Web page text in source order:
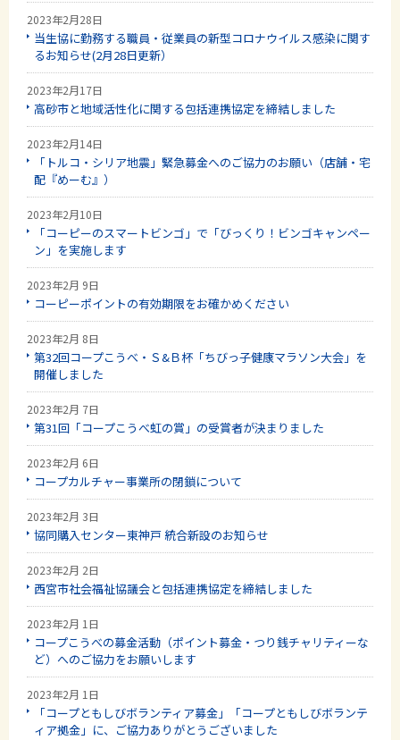
2023年2月28日
当生協に勤務する職員・従業員の新型コロナウイルス感染に関す
るお知らせ(2月28日更新）
2023年2月17日
高砂市と地域活性化に関する包括連携協定を締結しました
2023年2月14日
「トルコ・シリア地震」緊急募金へのご協力のお願い（店舗・宅
配『めーむ』）
2023年2月10日
「コーピーのスマートビンゴ」で「びっくり！ビンゴキャンペー
ン」を実施します
2023年2月 9日
コーピーポイントの有効期限をお確かめください
2023年2月 8日
第32回コープこうべ・Ｓ&Ｂ杯「ちびっ子健康マラソン大会」を
開催しました
2023年2月 7日
第31回「コープこうべ虹の賞」の受賞者が決まりました
2023年2月 6日
コープカルチャー事業所の閉鎖について
2023年2月 3日
協同購入センター東神戸 統合新設のお知らせ
2023年2月 2日
西宮市社会福祉協議会と包括連携協定を締結しました
2023年2月 1日
コープこうべの募金活動（ポイント募金・つり銭チャリティーな
ど）へのご協力をお願いします
2023年2月 1日
「コープともしびボランティア募金」「コープともしびボランテ
ィア拠金」に、ご協力ありがとうございました